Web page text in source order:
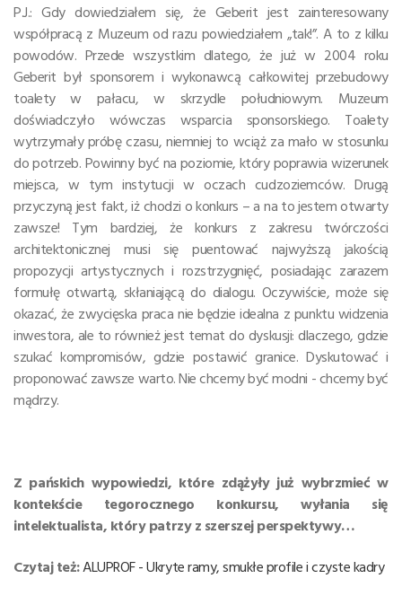
P.J.: Gdy dowiedziałem się, że Geberit jest zainteresowany
współpracą z Muzeum od razu powiedziałem „tak!”. A to z kilku
powodów. Przede wszystkim dlatego, że już w 2004 roku
Geberit był sponsorem i wykonawcą całkowitej przebudowy
toalety w pałacu, w skrzydle południowym. Muzeum
doświadczyło wówczas wsparcia sponsorskiego. Toalety
wytrzymały próbę czasu, niemniej to wciąż za mało w stosunku
do potrzeb. Powinny być na poziomie, który poprawia wizerunek
miejsca, w tym instytucji w oczach cudzoziemców. Drugą
przyczyną jest fakt, iż chodzi o konkurs – a na to jestem otwarty
zawsze! Tym bardziej, że konkurs z zakresu twórczości
architektonicznej musi się puentować najwyższą jakością
propozycji artystycznych i rozstrzygnięć, posiadając zarazem
formułę otwartą, skłaniającą do dialogu. Oczywiście, może się
okazać, że zwycięska praca nie będzie idealna z punktu widzenia
inwestora, ale to również jest temat do dyskusji: dlaczego, gdzie
szukać kompromisów, gdzie postawić granice. Dyskutować i
proponować zawsze warto. Nie chcemy być modni - chcemy być
mądrzy.
Z pańskich wypowiedzi, które zdążyły już wybrzmieć w
kontekście tegorocznego konkursu, wyłania się
intelektualista, który patrzy z szerszej perspektywy…
Czytaj też:ALUPROF - Ukryte ramy, smukłe profile i czyste kadry